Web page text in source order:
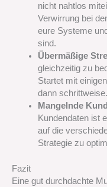
nicht nahtlos
Verwirrung bei
eure Systeme
sind.
Übermäßige
gleichzeitig zu
Startet mit
dann schrittweise.
Mangelnde
Kundendaten ist
auf die
Strategie zu
Fazit
Eine gut durchdachte